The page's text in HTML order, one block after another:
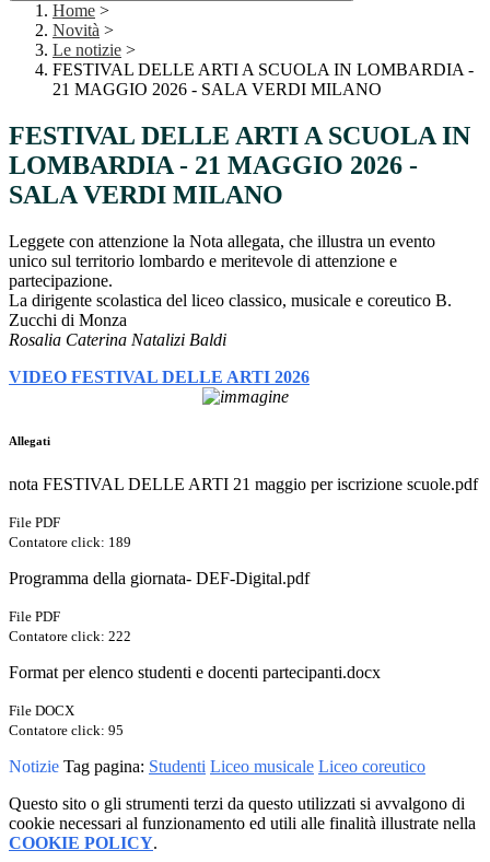
Home >
Novità >
Le notizie >
FESTIVAL DELLE ARTI A SCUOLA IN LOMBARDIA -
21 MAGGIO 2026 - SALA VERDI MILANO
FESTIVAL DELLE ARTI A SCUOLA IN
LOMBARDIA - 21 MAGGIO 2026 -
SALA VERDI MILANO
Leggete con attenzione la Nota allegata, che illustra un evento
unico sul territorio lombardo e meritevole di attenzione e
partecipazione.
La dirigente scolastica del liceo classico, musicale e coreutico B.
Zucchi di Monza
Rosalia Caterina Natalizi Baldi
VIDEO FESTIVAL DELLE ARTI 2026
Allegati
nota FESTIVAL DELLE ARTI 21 maggio per iscrizione scuole.pdf
File PDF
Contatore click: 189
Programma della giornata- DEF-Digital.pdf
File PDF
Contatore click: 222
Format per elenco studenti e docenti partecipanti.docx
File DOCX
Contatore click: 95
Notizie Tag pagina: Studenti Liceo musicale Liceo coreutico
Questo sito o gli strumenti terzi da questo utilizzati si avvalgono di
cookie necessari al funzionamento ed utili alle finalità illustrate nella
COOKIE POLICY.